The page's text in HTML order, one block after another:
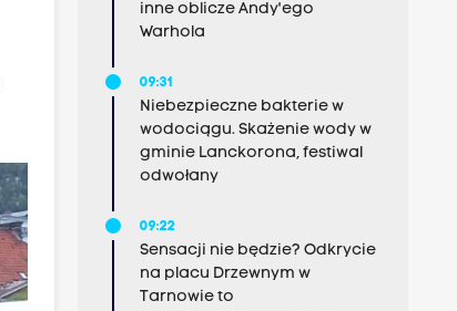
inne oblicze Andy'ego
Warhola
09:31
Niebezpieczne bakterie w
wodociągu. Skażenie wody w
gminie Lanckorona, festiwal
odwołany
09:22
Sensacji nie będzie? Odkrycie
na placu Drzewnym w
Tarnowie to